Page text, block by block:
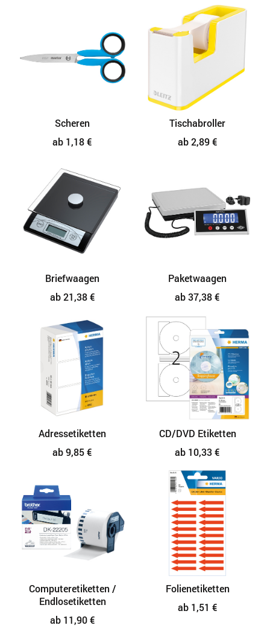
Scheren
ab 1,18 €
Tischabroller
ab 2,89 €
Briefwaagen
ab 21,38 €
Paketwaagen
ab 37,38 €
Adressetiketten
ab 9,85 €
CD/DVD Etiketten
ab 10,33 €
Computeretiketten /
Endlosetiketten
ab 11,90 €
Folienetiketten
ab 1,51 €